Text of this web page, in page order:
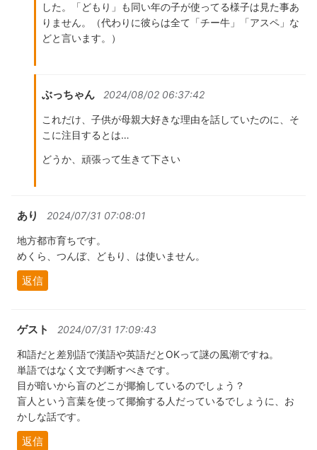
した。「どもり」も同い年の子が使ってる様子は見た事あ
りません。（代わりに彼らは全て「チー牛」「アスペ」な
どと言います。）
ぶっちゃん 2024/08/02 06:37:42
これだけ、子供が母親大好きな理由を話していたのに、そ
こに注目するとは…
どうか、頑張って生きて下さい
あり 2024/07/31 07:08:01
地方都市育ちです。
めくら、つんぼ、どもり、は使いません。
返信
ゲスト 2024/07/31 17:09:43
和語だと差別語で漢語や英語だとOKって謎の風潮ですね。
単語ではなく文で判断すべきです。
目が暗いから盲のどこが揶揄しているのでしょう？
盲人という言葉を使って揶揄する人だっているでしょうに、お
かしな話です。
返信